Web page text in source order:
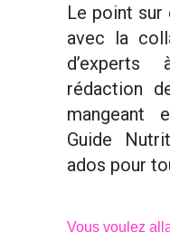
Le point
avec la
rédaction
mangeant
Guide
ados pour
Vous voulez